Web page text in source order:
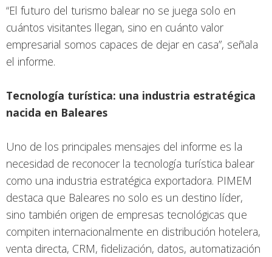
“El futuro del turismo balear no se juega solo en
cuántos visitantes llegan, sino en cuánto valor
empresarial somos capaces de dejar en casa”, señala
el informe.
Tecnología turística: una industria estratégica
nacida en Baleares
Uno de los principales mensajes del informe es la
necesidad de reconocer la tecnología turística balear
como una industria estratégica exportadora. PIMEM
destaca que Baleares no solo es un destino líder,
sino también origen de empresas tecnológicas que
compiten internacionalmente en distribución hotelera,
venta directa, CRM, fidelización, datos, automatización